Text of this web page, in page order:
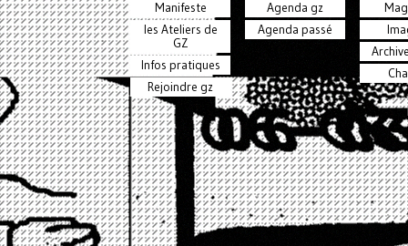
Manifeste
les Ateliers de
GZ
Infos pratiques
Rejoindre gz
Agenda gz
Agenda passé